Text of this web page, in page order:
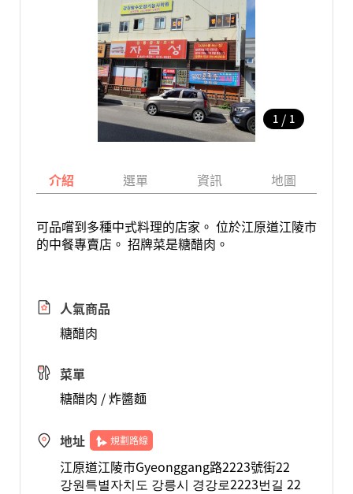
1 / 1
介紹 選單 資訊 地圖
可品嚐到多種中式料理的店家。 位於江原道江陵市
的中餐專賣店。 招牌菜是糖醋肉。
人氣商品
糖醋肉
菜單
糖醋肉 / 炸醬麵
地址 規劃路線
江原道江陵市Gyeonggang路2223號街22
강원특별자치도 강릉시 경강로2223번길 22